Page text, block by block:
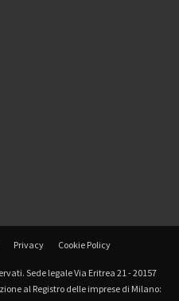
Privacy Cookie Policy
Sede legale Via Eritrea 21 - 20157
al Registro delle imprese di Milano: